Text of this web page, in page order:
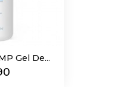
Gel De...